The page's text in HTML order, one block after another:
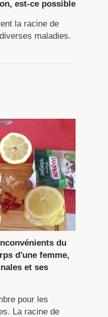
est-ce possible
la racine de
maladies.
du
d'une femme,
et ses
pour les
La racine de